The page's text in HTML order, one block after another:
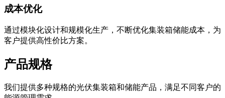
成本优化
通过模块化设计和规模化生产，不断优化集装箱储能成本，为
客户提供高性价比方案。
产品规格
我们提供多种规格的光伏集装箱和储能产品，满足不同客户的